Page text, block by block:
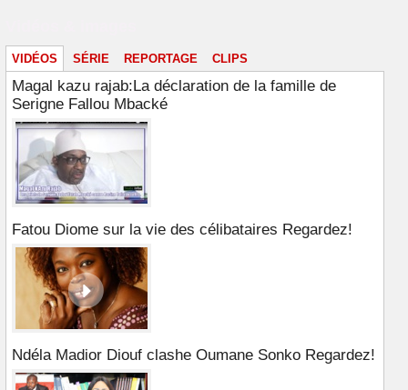
VIDÉOS SÉRIE REPORTAGE CLIPS
Magal kazu rajab:La déclaration de la famille de
Serigne Fallou Mbacké
Fatou Diome sur la vie des célibataires Regardez!
Ndéla Madior Diouf clashe Oumane Sonko Regardez!